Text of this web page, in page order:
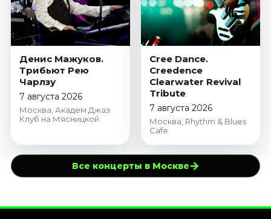
Денис Мажуков.
Трибьют Рею
Чарлзу
7 августа 2026
Москва, Академ Джаз
Клуб на Мясницкой
Cree Dance.
Creedence
Clearwater Revival
Tribute
7 августа 2026
Москва, Rhythm & Blues
Cafe
Все концерты в Москве→